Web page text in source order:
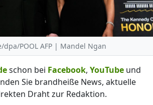
POOL AFP | Mandel Ngan
schon bei Facebook, YouTube und
Sie brandheiße News, aktuelle
Draht zur Redaktion.